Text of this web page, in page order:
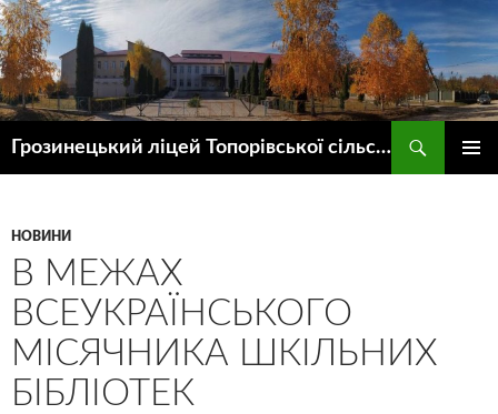
Грозинецький ліцей Топорівської сільської ради
НОВИНИ
В МЕЖАХ
ВСЕУКРАЇНСЬКОГО
МІСЯЧНИКА ШКІЛЬНИХ
БІБЛІОТЕК